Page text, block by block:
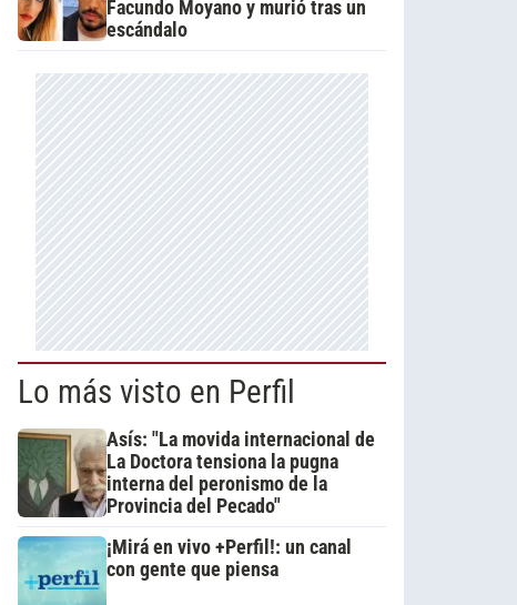
Facundo Moyano y murió tras un
escándalo
Lo más visto en Perfil
Asís: "La movida internacional de
La Doctora tensiona la pugna
interna del peronismo de la
Provincia del Pecado"
¡Mirá en vivo +Perfil!: un canal
con gente que piensa